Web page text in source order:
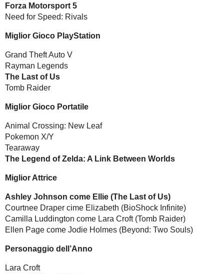
Forza Motorsport 5
Need for Speed: Rivals
Miglior Gioco PlayStation
Grand Theft Auto V
Rayman Legends
The Last of Us
Tomb Raider
Miglior Gioco Portatile
Animal Crossing: New Leaf
Pokemon X/Y
Tearaway
The Legend of Zelda: A Link Between Worlds
Miglior Attrice
Ashley Johnson come Ellie (The Last of Us)
Courtnee Draper cime Elizabeth (BioShock Infinite)
Camilla Luddington come Lara Croft (Tomb Raider)
Ellen Page come Jodie Holmes (Beyond: Two Souls)
Personaggio dell’Anno
Lara Croft